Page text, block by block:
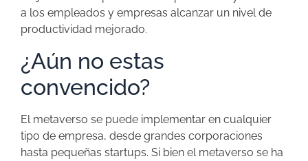
a los empleados y empresas alcanzar un nivel de
productividad mejorado.
¿Aún no estas
convencido?
El metaverso se puede implementar en cualquier
tipo de empresa, desde grandes corporaciones
hasta pequeñas startups. Si bien el metaverso se ha